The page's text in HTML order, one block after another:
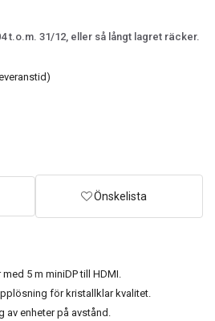
5 m miniDP till HDMI.
för kristallklar kvalitet.
av enheter på avstånd.
t.o.m. 31/12, eller så långt lagret räcker.
Önskelista